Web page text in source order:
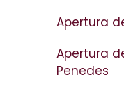
Apertura
Apertura
Penedes